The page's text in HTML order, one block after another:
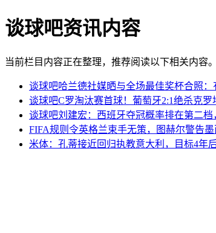
谈球吧资讯内容
当前栏目内容正在整理，推荐阅读以下相关内容。
谈球吧哈兰德社媒晒与全场最佳奖杯合照
谈球吧C罗淘汰赛首球！葡萄牙2:1绝杀克
谈球吧刘建宏：西班牙夺冠概率排在第二
FIFA规则令英格兰束手无策，图赫尔警告
米体：孔蒂接近回归执教意大利，目标4年